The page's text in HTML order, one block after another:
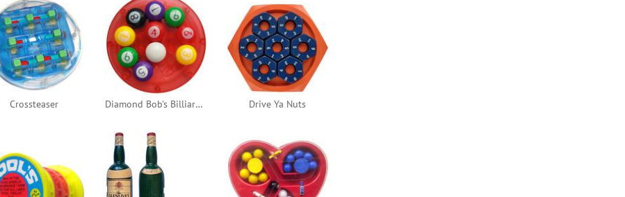
Crossteaser Diamond Bob's Billiards 9 Ball Puzzle Drive Ya Nuts